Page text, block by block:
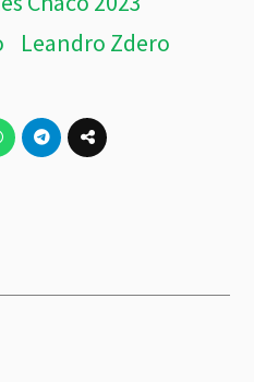
Leandro Zdero